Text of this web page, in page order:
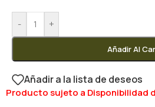
- +
Añadir Al
Añadir a la lista de deseos
Producto sujeto a Disponibilidad